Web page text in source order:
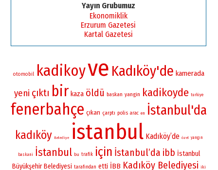
Yayın Grubumuz
Ekonomiklik
Erzurum Gazetesi
Kartal Gazetesi
otomobil kadikoyve Kadıköy'de kamerada
yeni çıktı bir kaza öldü baskan yangin kadikoyde turkiye
fenerbahçe çıkan çarptı polis arac en İstanbul'da
kadıköy Belediye istanbul Kadıköy’de özel yangın
baskani İstanbul bu trafik için İstanbul’da ibb İstanbul
Büyükşehir Belediyesi tarafından etti İBB Kadıköy Belediyesi iki